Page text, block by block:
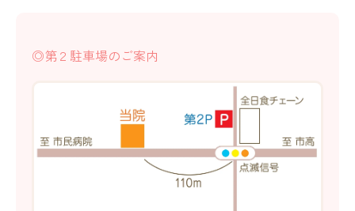
◎第２駐車場のご案内